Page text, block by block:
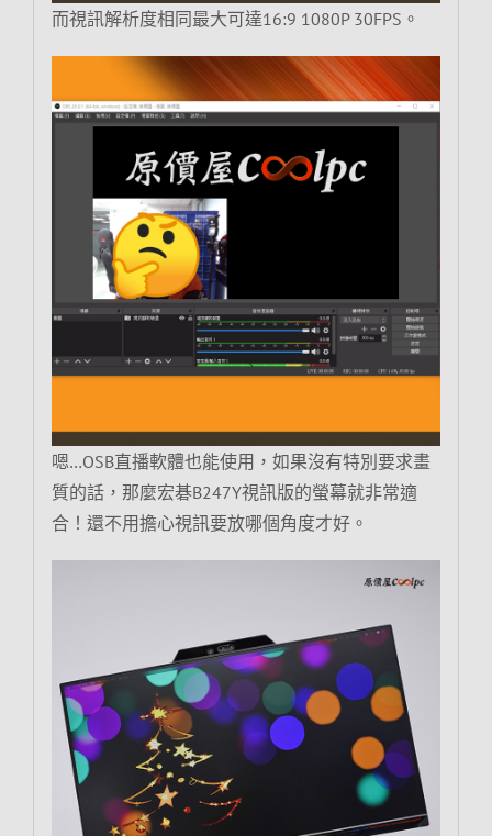
而視訊解析度相同最大可達16:9 1080P 30FPS。
嗯…OSB直播軟體也能使用，如果沒有特別要求畫
質的話，那麼宏碁B247Y視訊版的螢幕就非常適
合！還不用擔心視訊要放哪個角度才好。